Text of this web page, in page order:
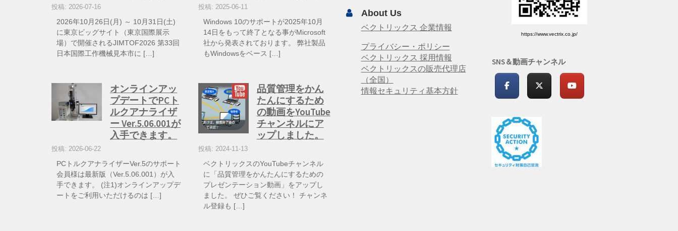
投稿: 2026-07-16
2026年10月26日(月) ～ 10月31日(土)
に東京ビッグサイト（東京国際展示
場）で開催されるJIMTOF2026 第33回
日本国際工作機械見本市に […]
オンラインアッ
プデートでPCト
ルクアナライザ
ー Ver.5.06.001が
入手できます。
投稿: 2026-06-22
PCトルクアナライザーVer.5のサポート
会員様は最新版（Ver.5.06.001）が入
手できます。 (注1)オンラインアップデ
ートをご利用いただけるのは […]
投稿: 2025-06-11
Windows 10のサポートが2025年10月
14日をもって終了となる事がMicrosoft
社から発表されております。 弊社製品
もWindowsをベース […]
品質管理をかん
たんにするため
の動画をYouTube
チャンネルにア
ップしました。
投稿: 2024-11-13
ベクトリックスのYouTubeチャンネル
に「品質管理をかんたんにするための
プレゼンテーション動画」をアップし
ました。 ぜひご覧ください！ チャンネ
ル登録も […]
About Us
ベクトリックス 企業情報
プライバシー・ポリシー
ベクトリックス 採用情報
ベクトリックスの販売代理店
（全国）
情報セキュリティ基本方針
https://www.vectrix.co.jp/
SNS＆動画チャンネル